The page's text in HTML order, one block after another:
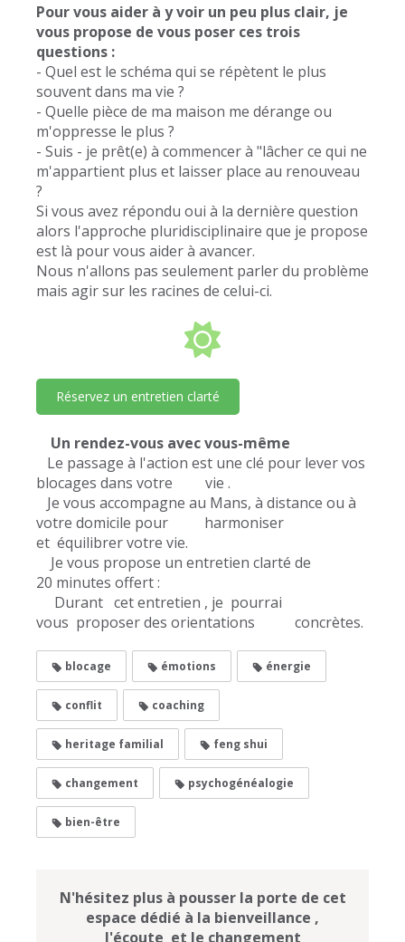
Pour vous aider à y voir un peu plus clair, je
vous propose de vous poser ces trois
questions :
- Quel est le schéma qui se répètent le plus
souvent dans ma vie ?
- Quelle pièce de ma maison me dérange ou
m'oppresse le plus ?
- Suis - je prêt(e) à commencer à "lâcher ce qui ne
m'appartient plus et laisser place au renouveau
?
Si vous avez répondu oui à la dernière question
alors l'approche pluridisciplinaire que je propose
est là pour vous aider à avancer.
Nous n'allons pas seulement parler du problème
mais agir sur les racines de celui-ci.
Réservez un entretien clarté
Un rendez-vous avec vous-même
Le passage à l'action est une clé pour lever vos
blocages dans votre vie .
Je vous accompagne au Mans, à distance ou à
votre domicile pour harmoniser
et équilibrer votre vie.
Je vous propose un entretien clarté de
20 minutes offert :
Durant cet entretien , je pourrai
vous proposer des orientations concrètes.
blocage émotions énergie
conflit coaching
heritage familial feng shui
changement psychogénéalogie
bien-être
N'hésitez plus à pousser la porte de cet
espace dédié à la bienveillance ,
l'écoute et le changement